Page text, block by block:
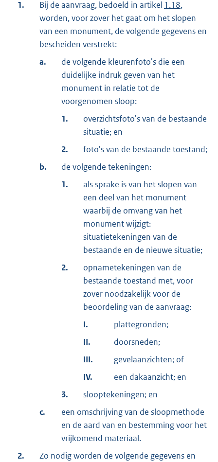
1.
Bij de aanvraag, bedoeld in artikel 1.18,
worden, voor zover het gaat om het slopen
van een monument, de volgende gegevens en
bescheiden verstrekt:
a.
de volgende kleurenfoto's die een
duidelijke indruk geven van het
monument in relatie tot de
voorgenomen sloop:
1.
overzichtsfoto's van de bestaande
situatie; en
2.
foto's van de bestaande toestand;
b.
de volgende tekeningen:
1.
als sprake is van het slopen van
een deel van het monument
waarbij de omvang van het
monument wijzigt:
situatietekeningen van de
bestaande en de nieuwe situatie;
2.
opnametekeningen van de
bestaande toestand met, voor
zover noodzakelijk voor de
beoordeling van de aanvraag:
I.
plattegronden;
II.
doorsneden;
III.
gevelaanzichten; of
IV.
een dakaanzicht; en
3.
slooptekeningen; en
c.
een omschrijving van de sloopmethode
en de aard van en bestemming voor het
vrijkomend materiaal.
2.
Zo nodig worden de volgende gegevens en